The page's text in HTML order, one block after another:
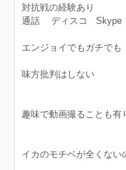
対抗戦の経験あり
通話 ディスコ Skype
エンジョイでもガチでも
味方批判はしない
趣味で動画撮ることも有
イカのモチベが全くない